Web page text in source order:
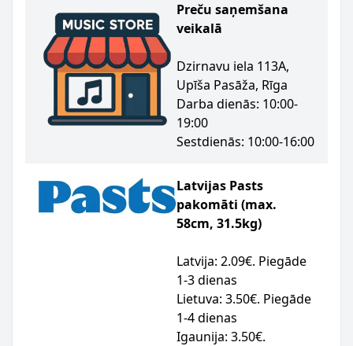
Preču saņemšana
veikalā
Dzirnavu iela 113A,
Upīša Pasāža, Rīga
Darba dienās: 10:00-
19:00
Sestdienās: 10:00-16:00
Latvijas Pasts
pakomāti (max.
58cm, 31.5kg)
Latvija: 2.09€. Piegāde
1-3 dienas
Lietuva: 3.50€. Piegāde
1-4 dienas
Igaunija: 3.50€.